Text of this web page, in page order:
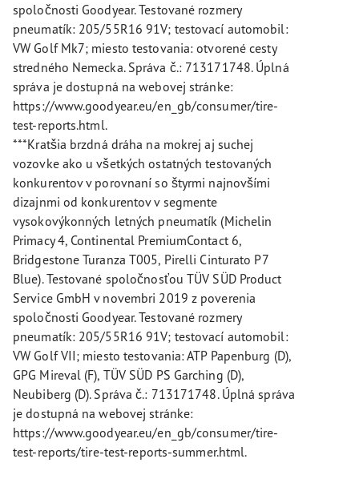
spoločnosti Goodyear. Testované rozmery
pneumatík: 205/55R16 91V; testovací automobil:
VW Golf Mk7; miesto testovania: otvorené cesty
stredného Nemecka. Správa č.: 713171748. Úplná
správa je dostupná na webovej stránke:
https://www.goodyear.eu/en_gb/consumer/tire-
test-reports.html.
***Kratšia brzdná dráha na mokrej aj suchej
vozovke ako u všetkých ostatných testovaných
konkurentov v porovnaní so štyrmi najnovšími
dizajnmi od konkurentov v segmente
vysokovýkonných letných pneumatík (Michelin
Primacy 4, Continental PremiumContact 6,
Bridgestone Turanza T005, Pirelli Cinturato P7
Blue). Testované spoločnosťou TÜV SÜD Product
Service GmbH v novembri 2019 z poverenia
spoločnosti Goodyear. Testované rozmery
pneumatík: 205/55R16 91V; testovací automobil:
VW Golf VII; miesto testovania: ATP Papenburg (D),
GPG Mireval (F), TÜV SÜD PS Garching (D),
Neubiberg (D). Správa č.: 713171748. Úplná správa
je dostupná na webovej stránke:
https://www.goodyear.eu/en_gb/consumer/tire-
test-reports/tire-test-reports-summer.html.